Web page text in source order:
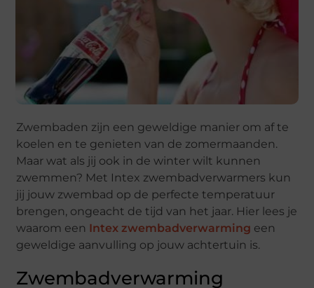
Zwembaden zijn een geweldige manier om af te
koelen en te genieten van de zomermaanden.
Maar wat als jij ook in de winter wilt kunnen
zwemmen? Met Intex zwembadverwarmers kun
jij jouw zwembad op de perfecte temperatuur
brengen, ongeacht de tijd van het jaar. Hier lees je
waarom een Intex zwembadverwarming een
geweldige aanvulling op jouw achtertuin is.
Zwembadverwarming